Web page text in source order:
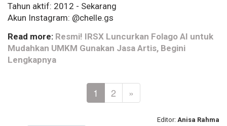
Tahun aktif: 2012 - Sekarang
Akun Instagram: @chelle.gs
Read more: Resmi! IRSX Luncurkan Folago AI untuk
Mudahkan UMKM Gunakan Jasa Artis, Begini
Lengkapnya
1 2 »
Editor: Anisa Rahma